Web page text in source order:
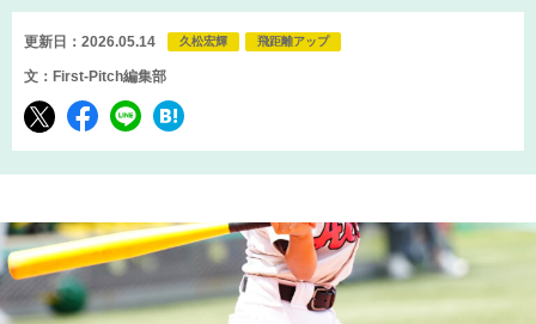
更新日：2026.05.14 久松宏輝 飛距離アップ
文：First-Pitch編集部